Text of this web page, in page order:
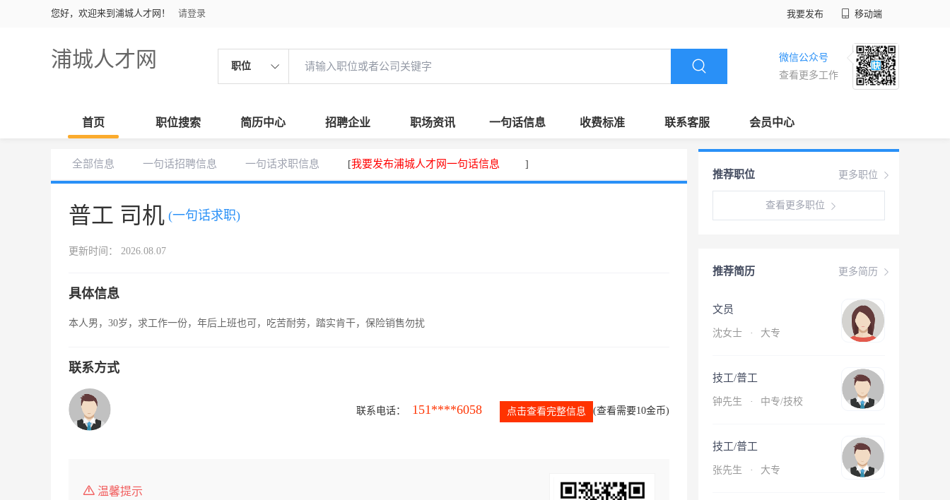
您好，欢迎来到浦城人才网！ 请登录 我要发布 移动端
浦城人才网 职位
微信公众号
查看更多工作
首页 职位搜索 简历中心 招聘企业 职场资讯 一句话信息 收费标准 联系客服 会员中心
全部信息 一句话招聘信息 一句话求职信息 [我要发布浦城人才网一句话信息 ]
普工 司机 (一句话求职)
更新时间： 2026.08.07
具体信息
本人男，30岁，求工作一份，年后上班也可，吃苦耐劳，踏实肯干，保险销售勿扰
联系方式
联系电话： 151****6058 点击查看完整信息 (查看需要10金币)
温馨提示
更多职位
推荐职位
查看更多职位
更多简历
推荐简历
文员
沈女士 · 大专
技工/普工
钟先生 · 中专/技校
技工/普工
张先生 · 大专